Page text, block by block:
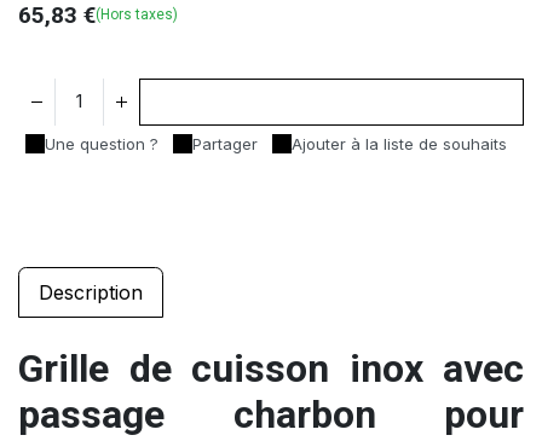
65,83 €(Hors taxes)
Une question ? Partager Ajouter à la liste de souhaits
Description
Grille de cuisson inox avec
passage charbon pour